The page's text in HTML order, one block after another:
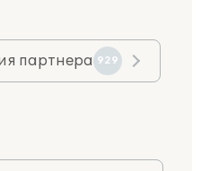
партнера 929